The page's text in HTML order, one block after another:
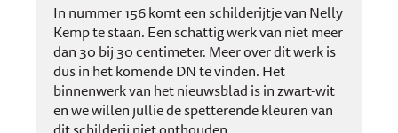
In nummer 156 komt een schilderijtje van Nelly
Kemp te staan. Een schattig werk van niet meer
dan 30 bij 30 centimeter. Meer over dit werk is
dus in het komende DN te vinden. Het
binnenwerk van het nieuwsblad is in zwart-wit
en we willen jullie de spetterende kleuren van